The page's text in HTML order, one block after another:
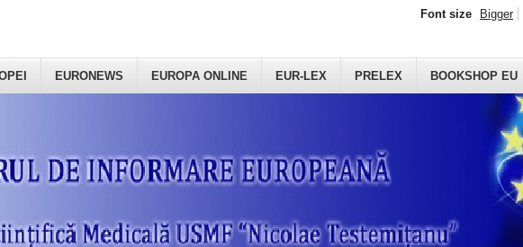
EURONEWS EUROPA ONLINE EUR-LEX PRELEX BOOKSHOP EU
Font size Bigger